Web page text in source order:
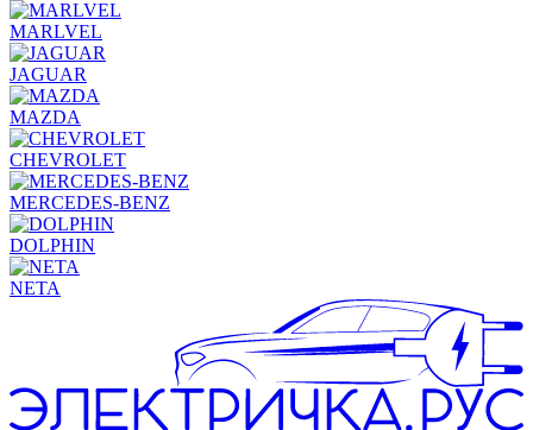
MARLVEL
JAGUAR
MAZDA
CHEVROLET
MERCEDES-BENZ
DOLPHIN
NETA